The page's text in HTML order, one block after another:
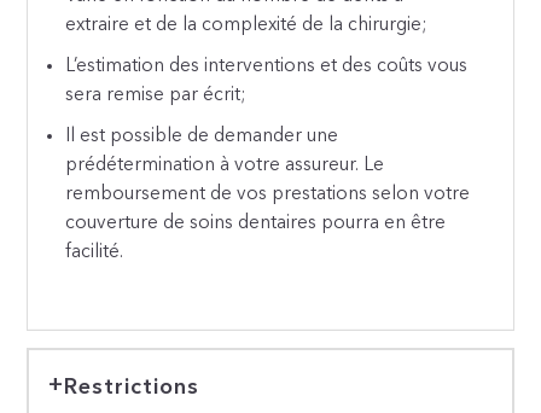
extraire et de la complexité de la chirurgie;
L’estimation des interventions et des coûts vous
sera remise par écrit;
Il est possible de demander une
prédétermination à votre assureur. Le
remboursement de vos prestations selon votre
couverture de soins dentaires pourra en être
facilité.
Restrictions